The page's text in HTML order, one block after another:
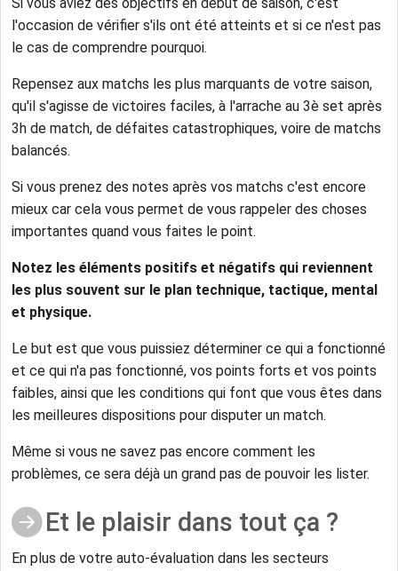
l'occasion de vérifier s'ils ont été atteints et si ce n'est pas
le cas de comprendre pourquoi.
Repensez aux matchs les plus marquants de votre saison,
qu'il s'agisse de victoires faciles, à l'arrache au 3è set après
3h de match, de défaites catastrophiques, voire de matchs
balancés.
Si vous prenez des notes après vos matchs c'est encore
mieux car cela vous permet de vous rappeler des choses
importantes quand vous faites le point.
Notez les éléments positifs et négatifs qui reviennent
les plus souvent sur le plan technique, tactique, mental
et physique.
Le but est que vous puissiez déterminer ce qui a fonctionné
et ce qui n'a pas fonctionné, vos points forts et vos points
faibles, ainsi que les conditions qui font que vous êtes dans
les meilleures dispositions pour disputer un match.
Même si vous ne savez pas encore comment les
problèmes, ce sera déjà un grand pas de pouvoir les lister.
Et le plaisir dans tout ça ?
En plus de votre auto-évaluation dans les secteurs